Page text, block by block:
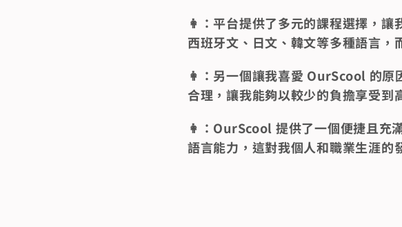
👩：平台提供了多元的課程選擇，
西班牙文、日文、韓文等多種語言，
👩：另一個讓我喜愛 OurScool 的原
合理，讓我能夠以較少的負擔享受到
👩：OurScool 提供了一個便捷且充
語言能力，這對我個人和職業生涯的